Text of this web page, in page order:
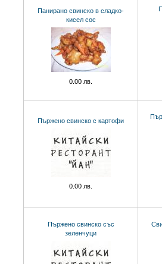
Панирано свинско в сладко-
кисел сос
0.00 лв.
Пържено свинско с картофи
0.00 лв.
Пържено свинско със
зеленчуци